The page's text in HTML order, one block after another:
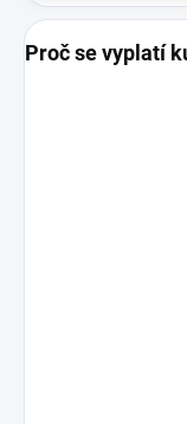
Proč se vyplatí